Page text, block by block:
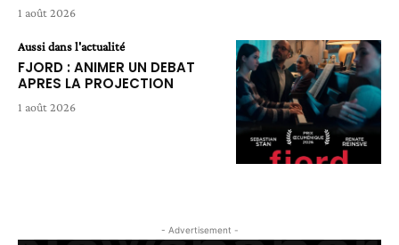
1 août 2026
Aussi dans l'actualité
FJORD : ANIMER UN DEBAT
APRES LA PROJECTION
1 août 2026
- Advertisement -